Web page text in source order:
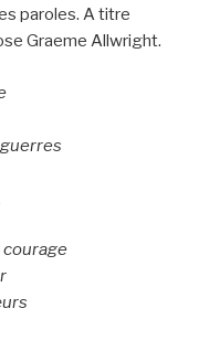
paroles. A titre
Graeme Allwright.